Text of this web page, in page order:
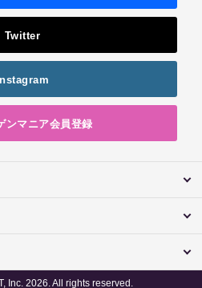
Twitter
Instagram
ンマニア会員登録
Inc. 2026. All rights reserved.